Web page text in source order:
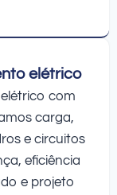
elétrico
com
carga,
e circuitos
eficiência
e projeto